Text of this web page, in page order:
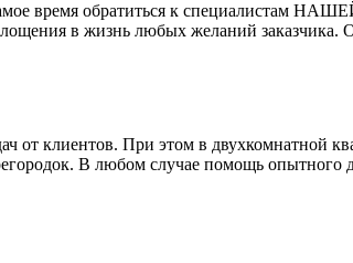
время обратиться к специалистам
в жизнь любых желаний
от клиентов. При этом в двухкомнатной
В любом случае помощь опытного